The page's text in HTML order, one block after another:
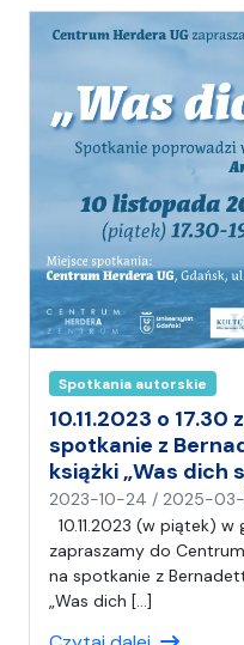
Spotkania autorskie
10.11.2023 o
spotkanie z
książki „Was dich
2023-10-24 / 2025-
10.11.2023 (w piątek)
zapraszamy do
na spotkanie z
„Was dich […]